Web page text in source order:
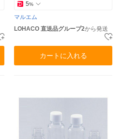
5%
マルエム
LOHACO 直送品グループ2から発送
カートに入れる